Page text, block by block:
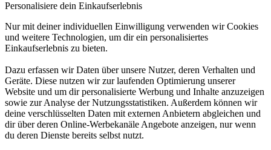
Personalisiere dein Einkaufserlebnis
Nur mit deiner individuellen Einwilligung verwenden wir Cookies
und weitere Technologien, um dir ein personalisiertes
Einkaufserlebnis zu bieten.
Dazu erfassen wir Daten über unsere Nutzer, deren Verhalten und
Geräte. Diese nutzen wir zur laufenden Optimierung unserer
Website und um dir personalisierte Werbung und Inhalte anzuzeigen
sowie zur Analyse der Nutzungsstatistiken. Außerdem können wir
deine verschlüsselten Daten mit externen Anbietern abgleichen und
dir über deren Online-Werbekanäle Angebote anzeigen, nur wenn
du deren Dienste bereits selbst nutzt.